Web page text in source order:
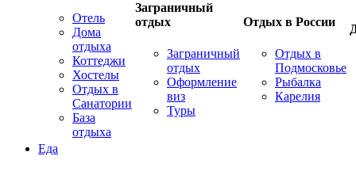
Отель
Дома
отдыха
Коттеджи
Хостелы
Отдых в
Санатории
База
отдыха
Заграничный
отдых
Заграничный
отдых
Оформление
виз
Туры
Отдых в России
Отдых в
Подмосковье
Рыбалка
Карелия
Еда